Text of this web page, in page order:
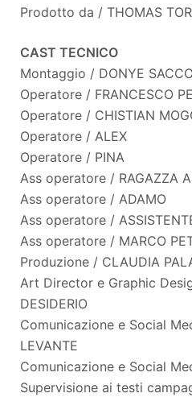
Prodotto da / THOMAS
CAST TECNICO
Montaggio / DONYE
Operatore / FRANCESCO
Operatore / CHISTIAN
Operatore / ALEX
Operatore / PINA
Ass operatore / RAGAZZA
Ass operatore / ADAMO
Ass operatore /
Ass operatore / MARCO
Produzione / CLAUDIA
Art Director e Graphic
DESIDERIO
Comunicazione e Social
LEVANTE
Comunicazione e Social
Supervisione ai testi